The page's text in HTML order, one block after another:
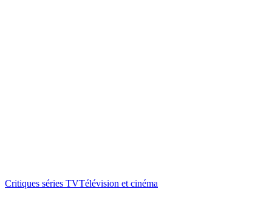
Critiques séries TVTélévision et cinéma